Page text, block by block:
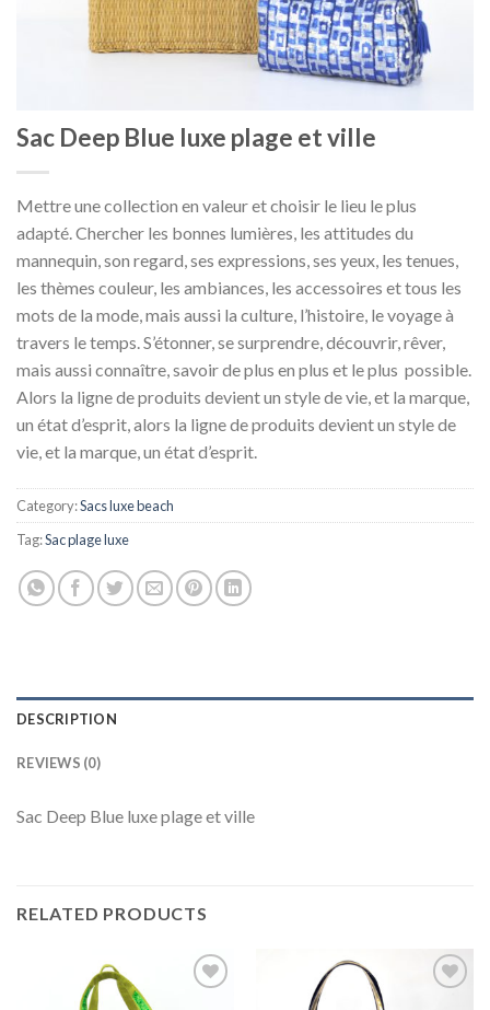
Sac Deep Blue luxe plage et ville
Mettre une collection en valeur et choisir le lieu le plus
adapté. Chercher les bonnes lumières, les attitudes du
mannequin, son regard, ses expressions, ses yeux, les tenues,
les thèmes couleur, les ambiances, les accessoires et tous les
mots de la mode, mais aussi la culture, l’histoire, le voyage à
travers le temps. S’étonner, se surprendre, découvrir, rêver,
mais aussi connaître, savoir de plus en plus et le plus possible.
Alors la ligne de produits devient un style de vie, et la marque,
un état d’esprit, alors la ligne de produits devient un style de
vie, et la marque, un état d’esprit.
Category:Sacs luxe beach
Tag:Sac plage luxe
DESCRIPTION
REVIEWS (0)
Sac Deep Blue luxe plage et ville
RELATED PRODUCTS